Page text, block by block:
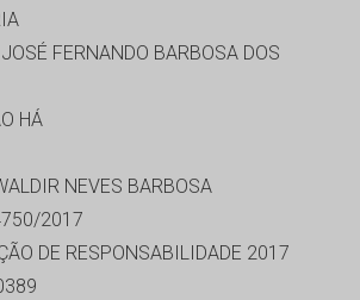
JOSÉ FERNANDO BARBOSA DOS
HÁ
NEVES BARBOSA
2017
DE RESPONSABILIDADE 2017